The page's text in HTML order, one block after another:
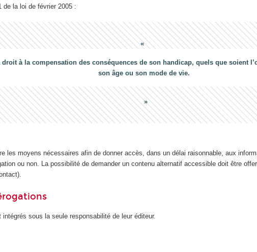
de la loi de février 2005 :
droit à la compensation des conséquences de son handicap, quels que soient
son âge ou son mode de vie.
les moyens nécessaires afin de donner accès, dans un délai raisonnable, aux
ou non. La possibilité de demander un contenu alternatif accessible doit être
sous la seule responsabilité de leur éditeur.